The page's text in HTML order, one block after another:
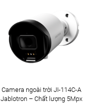
Camera ngoài trời JI-114C-A
Jablotron – Chất lượng 5Mpx